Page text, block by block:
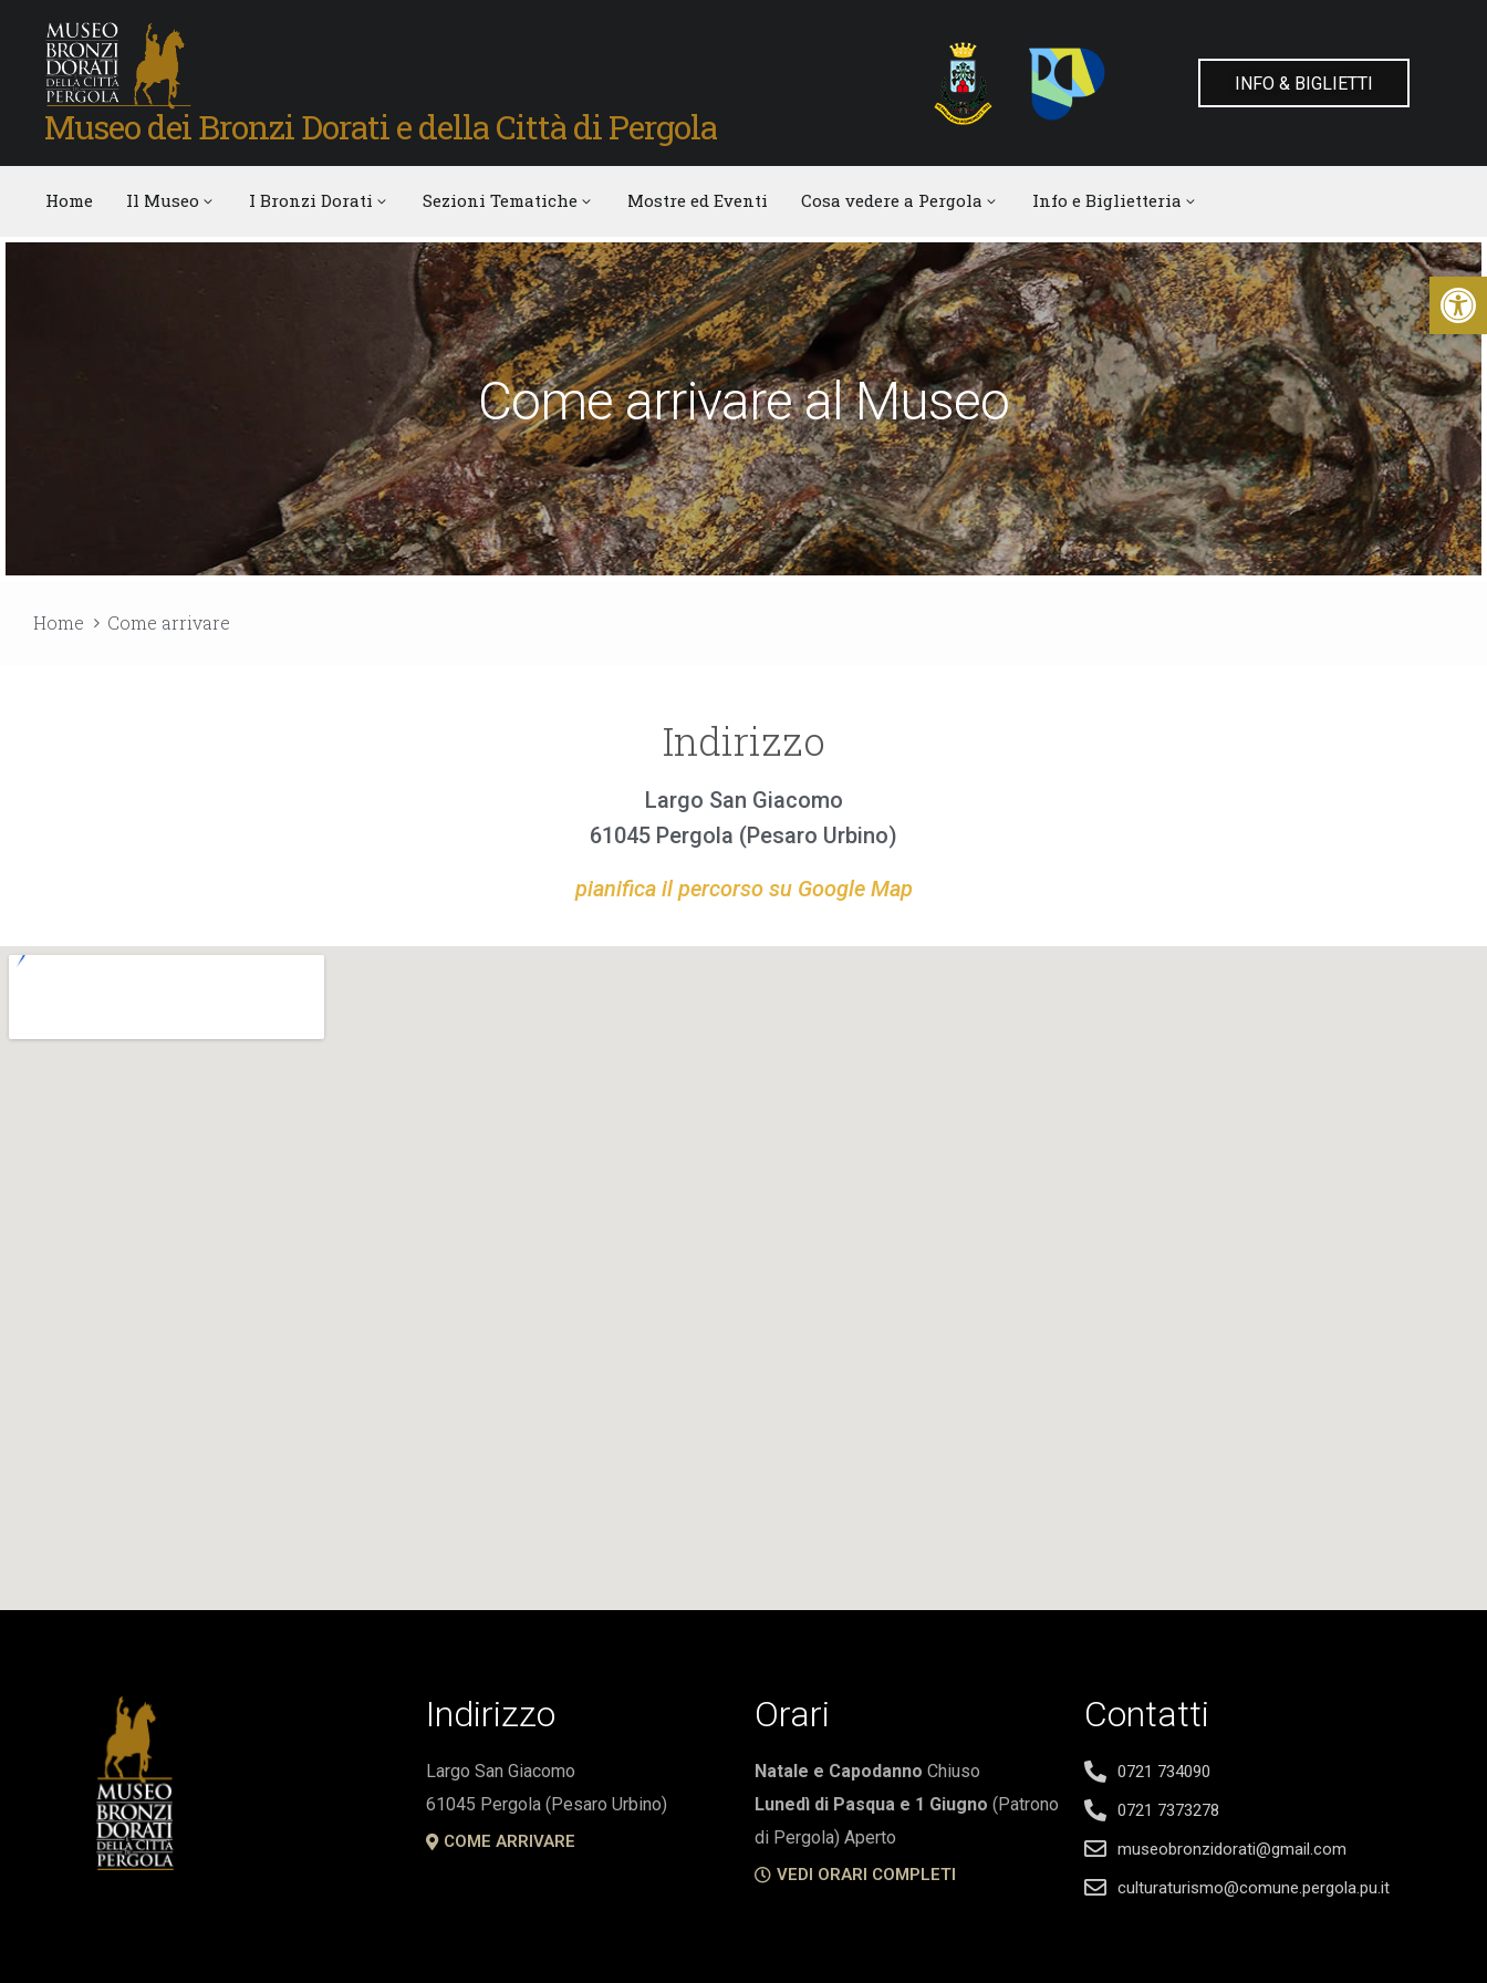
Museo dei Bronzi Dorati e della Città di Pergola
INFO & BIGLIETTI
Home Il Museo I Bronzi Dorati Sezioni Tematiche Mostre ed Eventi Cosa vedere a Pergola Info e Biglietteria
Come arrivare al Museo
Home Come arrivare
Indirizzo
Largo San Giacomo
61045 Pergola (Pesaro Urbino)
pianifica il percorso su Google Map
Indirizzo
Largo San Giacomo
61045 Pergola (Pesaro Urbino)
COME ARRIVARE
Orari
Natale e Capodanno Chiuso
Lunedì di Pasqua e 1 Giugno (Patrono
di Pergola) Aperto
VEDI ORARI COMPLETI
Contatti
0721 734090
0721 7373278
museobronzidorati@gmail.com
culturaturismo@comune.pergola.pu.it